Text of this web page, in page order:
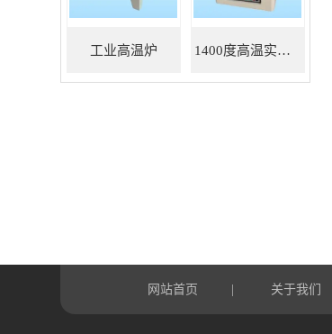
工业高温炉 1400度高温实验炉
网站首页 关于我们